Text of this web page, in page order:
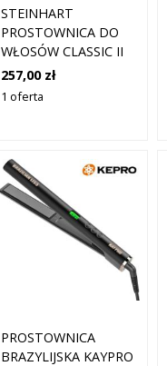
STEINHART
PROSTOWNICA DO
WŁOSÓW CLASSIC II
TITANIUM
TURQUOISE 2 SZTUKI
257,00 zł
1 oferta
PROSTOWNICA
BRAZYLIJSKA KAYPRO